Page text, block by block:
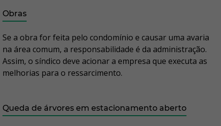
Obras
Se a obra for feita pelo condomínio e causar uma avaria
na área comum, a responsabilidade é da administração.
Assim, o síndico deve acionar a empresa que executa as
melhorias para o ressarcimento.
Queda de árvores em estacionamento aberto